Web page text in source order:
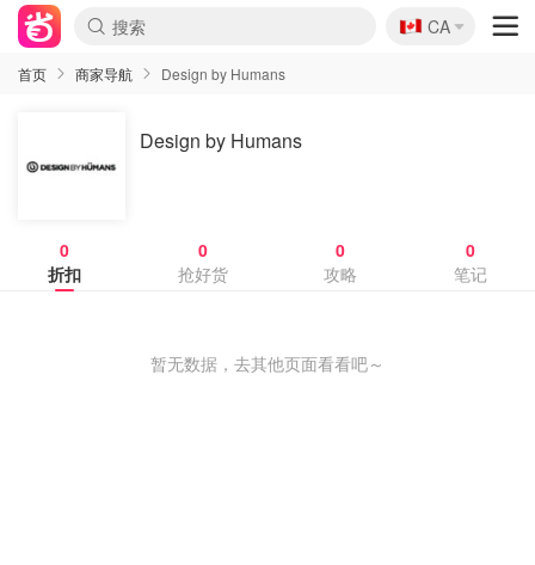
🇨🇦
CA
首页 商家导航 Design by Humans
Design by Humans
0
折扣
0
抢好货
0
攻略
0
笔记
暂无数据，去其他页面看看吧～